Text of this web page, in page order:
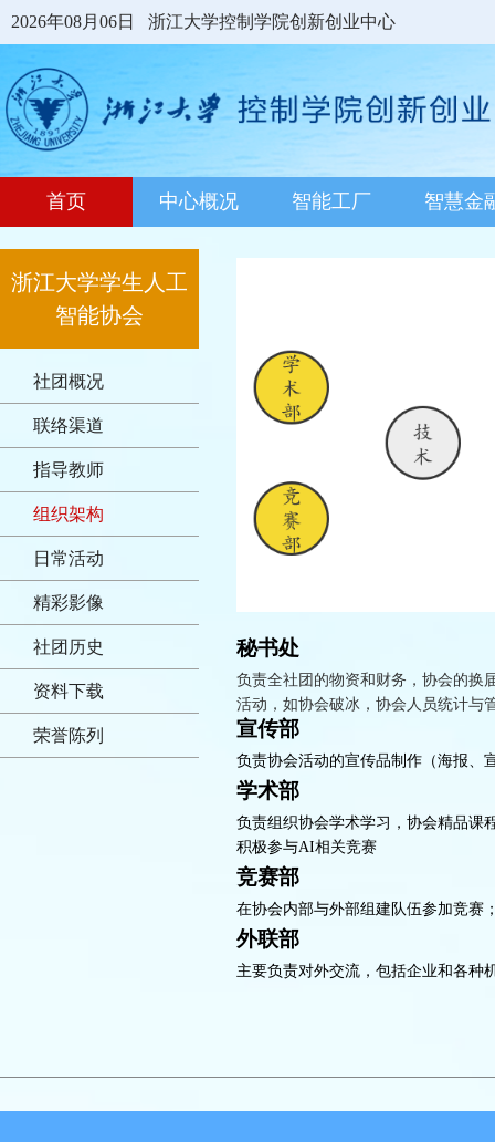
2026年08月06日 浙江大学控制学院创新创业中心
首页 中心概况 智能工厂 智慧金
浙江大学学生人工
智能协会
社团概况
联络渠道
指导教师
组织架构
日常活动
精彩影像
社团历史
资料下载
荣誉陈列
秘书处
负责全社团的物资和财务，协会的换
活动，如协会破冰，协会人员统计与
宣传部
负责协会活动的宣传品制作（海报、
学术部
负责组织协会学术学习，协会精品课
积极参与AI相关竞赛
竞赛部
在协会内部与外部组建队伍参加竞赛
外联部
主要负责对外交流，包括企业和各种